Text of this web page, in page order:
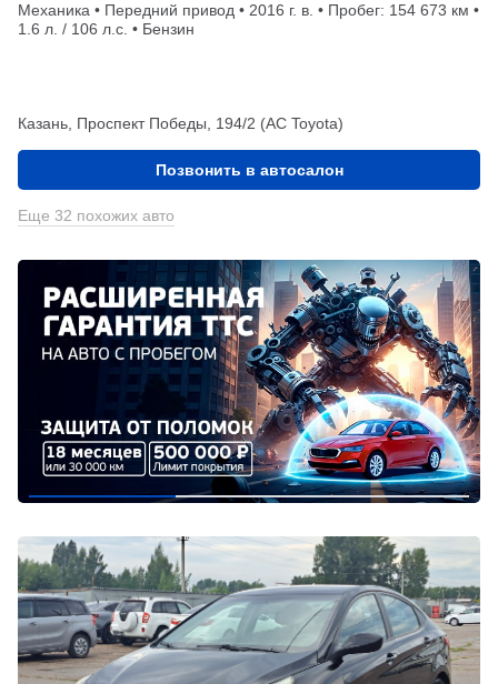
Механика • Передний привод • 2016 г. в. • Пробег: 154 673 км •
1.6 л. / 106 л.с. • Бензин
Казань, Проспект Победы, 194/2 (АС Toyota)
Позвонить в автосалон
Еще 32 похожих авто